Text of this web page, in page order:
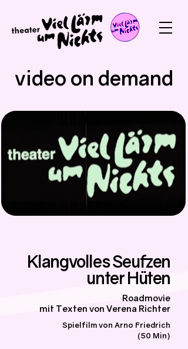
video on demand
Klangvolles Seufzen
unter Hüten
Roadmovie
mit Texten von Verena Richter
Spielfilmvon Arno Friedrich
(50 Min)